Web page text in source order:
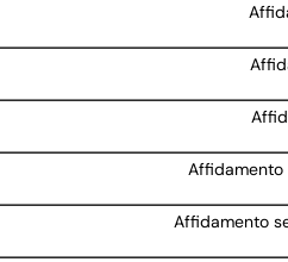
Affidamento
Affidamento